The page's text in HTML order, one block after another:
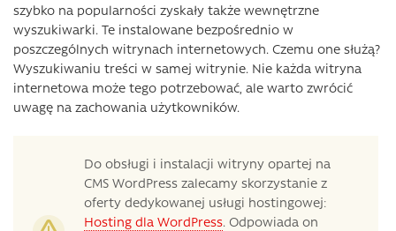
szybko na popularności zyskały także wewnętrzne
wyszukiwarki. Te instalowane bezpośrednio w
poszczególnych witrynach internetowych. Czemu one służą?
Wyszukiwaniu treści w samej witrynie. Nie każda witryna
internetowa może tego potrzebować, ale warto zwrócić
uwagę na zachowania użytkowników.
Do obsługi i instalacji witryny opartej na
CMS WordPress zalecamy skorzystanie z
oferty dedykowanej usługi hostingowej:
Hosting dla WordPress. Odpowiada on